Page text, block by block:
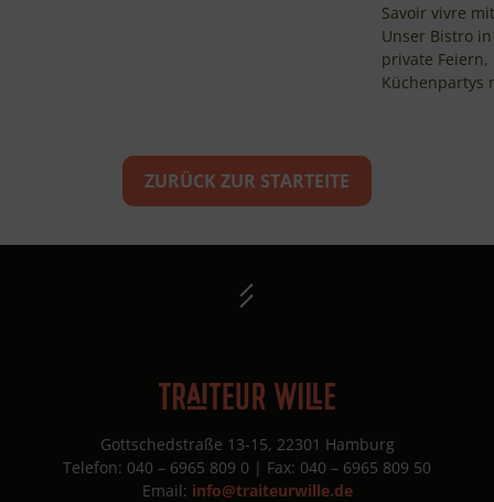
Savoir vivre
Unser Bistro
private Feiern,
Küchenpartys
ZURÜCK ZUR STARTEITE
Gottschedstraße 13-15, 22301 Hamburg
Telefon: 040 – 6965 809 0 | Fax: 040 – 6965 809 50
Email: info@traiteurwille.de